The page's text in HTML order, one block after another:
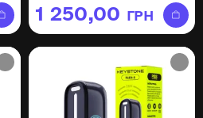
SUNBURST GOLD
1 250,00 ГРН